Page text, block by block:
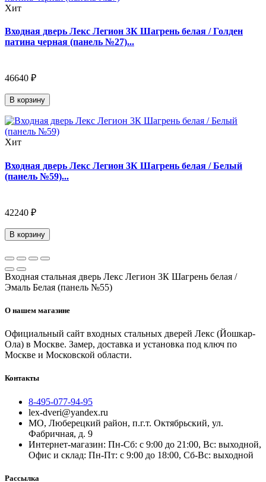
Хит
Входная дверь Лекс Легион 3К Шагрень белая / Голден
патина черная (панель №27)...
46640 ₽
В корзину
Хит
Входная дверь Лекс Легион 3К Шагрень белая / Белый
(панель №59)...
42240 ₽
В корзину
Входная стальная дверь Лекс Легион 3К Шагрень белая /
Эмаль Белая (панель №55)
О нашем магазине
Официальный сайт входных стальных дверей Лекс (Йошкар-
Ола) в Москве. Замер, доставка и установка под ключ по
Москве и Московской области.
Контакты
8-495-077-94-95
lex-dveri@yandex.ru
МО, Люберецкий район, п.г.т. Октябрьский, ул.
Фабричная, д. 9
Интернет-магазин: Пн-Сб: с 9:00 до 21:00, Вс: выходной,
Офис и склад: Пн-Пт: с 9:00 до 18:00, Сб-Вс: выходной
Рассылка